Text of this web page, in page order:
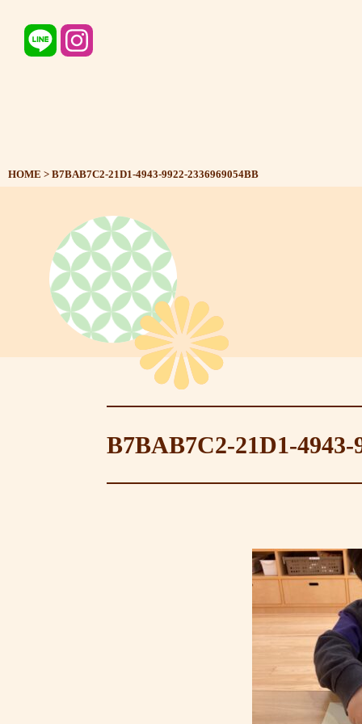
HOME > B7BAB7C2-21D1-4943-9922-2336969054BB
B7BAB7C2-21D1-4943-